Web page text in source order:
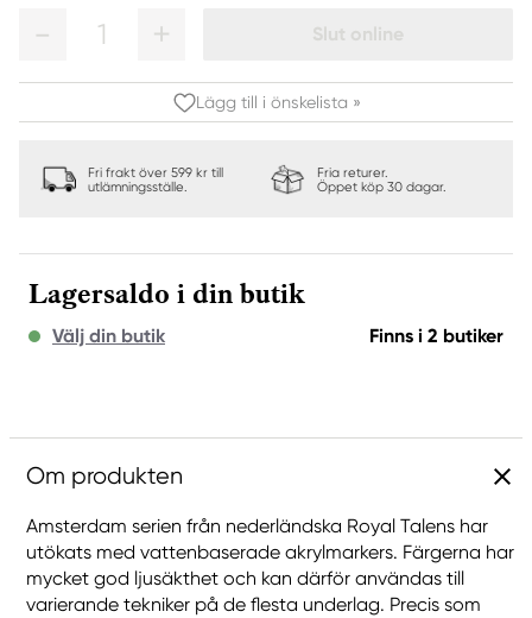
1 Slut online
Lägg till i önskelista »
Fri frakt över 599 kr till
utlämningsställe.
Fria returer.
Öppet köp 30 dagar.
Lagersaldo i din butik
Välj din butik Finns i 2 butiker
Om produkten
Amsterdam serien från nederländska Royal Talens har
utökats med vattenbaserade akrylmarkers. Färgerna har
mycket god ljusäkthet och kan därför användas till
varierande tekniker på de flesta underlag. Precis som